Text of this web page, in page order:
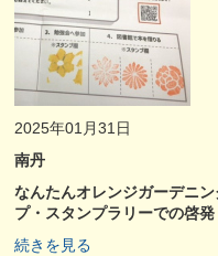
2025年01月31日
南丹
なんたんオレンジガーデニ
プ・スタンプラリーでの啓発
続きを見る